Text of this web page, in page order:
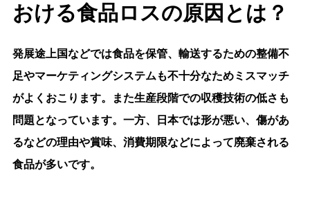
おける食品ロスの原因とは？
発展途上国などでは食品を保管、輸送するための整備不
足やマーケティングシステムも不十分なためミスマッチ
がよくおこります。また生産段階での収穫技術の低さも
問題となっています。一方、日本では形が悪い、傷があ
るなどの理由や賞味、消費期限などによって廃棄される
食品が多いです。